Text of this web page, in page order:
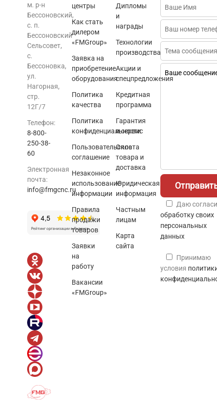
м. р-н
Бессоновский,
с. п.
Бессоновский
Сельсовет,
с.
Бессоновка,
ул.
Нагорная,
стр.
12Г/7
Телефон:
8-800-
250-38-
60
Электронная
почта:
info@fmgcnc.ru
центры
Как стать
дилером
«FMGroup»
Заявка на
приобретение
оборудования
Политика
качества
Политика
конфиденциальности
Пользовательское
соглашение
Незаконное
использование
информации
Правила
продажи
товаров
Заявки
на
работу
Вакансии
«FMGroup»
Дипломы
и
награды
Технологии
производства
Акции и
спецпредложения
Кредитная
программа
Гарантия
и сервис
Оплата
товара и
доставка
Юридическая
информация
Частным
лицам
Карта
сайта
Даю
обработку своих
персональных
данных
Принимаю
условия